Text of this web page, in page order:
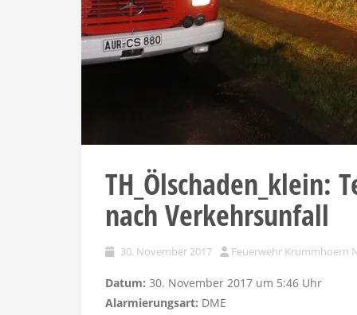
TH_Ölschaden_klein:
nach Verkehrsunfall
30. November 2017 Feuerwehr Krummhoern
Datum: 30. November 2017 um 5:46 Uhr
Alarmierungsart: DME